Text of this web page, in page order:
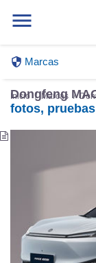
Marcas
Inicio Marcas
Dongfeng
fotos,